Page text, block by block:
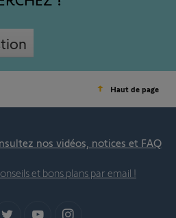
Haut de page
nos vidéos, notices et FAQ
et bons plans par email !